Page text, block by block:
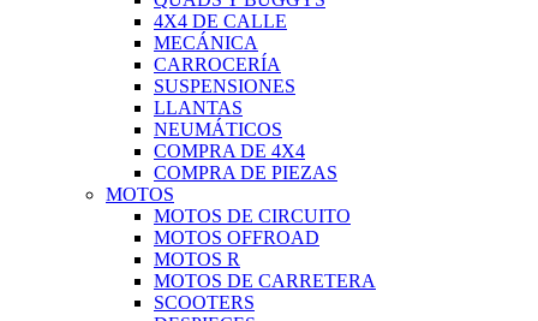
4X4 DE CALLE
MECÁNICA
CARROCERÍA
SUSPENSIONES
LLANTAS
NEUMÁTICOS
COMPRA DE 4X4
COMPRA DE PIEZAS
MOTOS
MOTOS DE CIRCUITO
MOTOS OFFROAD
MOTOS R
MOTOS DE CARRETERA
SCOOTERS